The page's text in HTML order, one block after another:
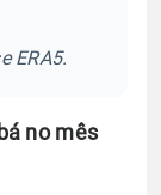
ERA5.
no mês